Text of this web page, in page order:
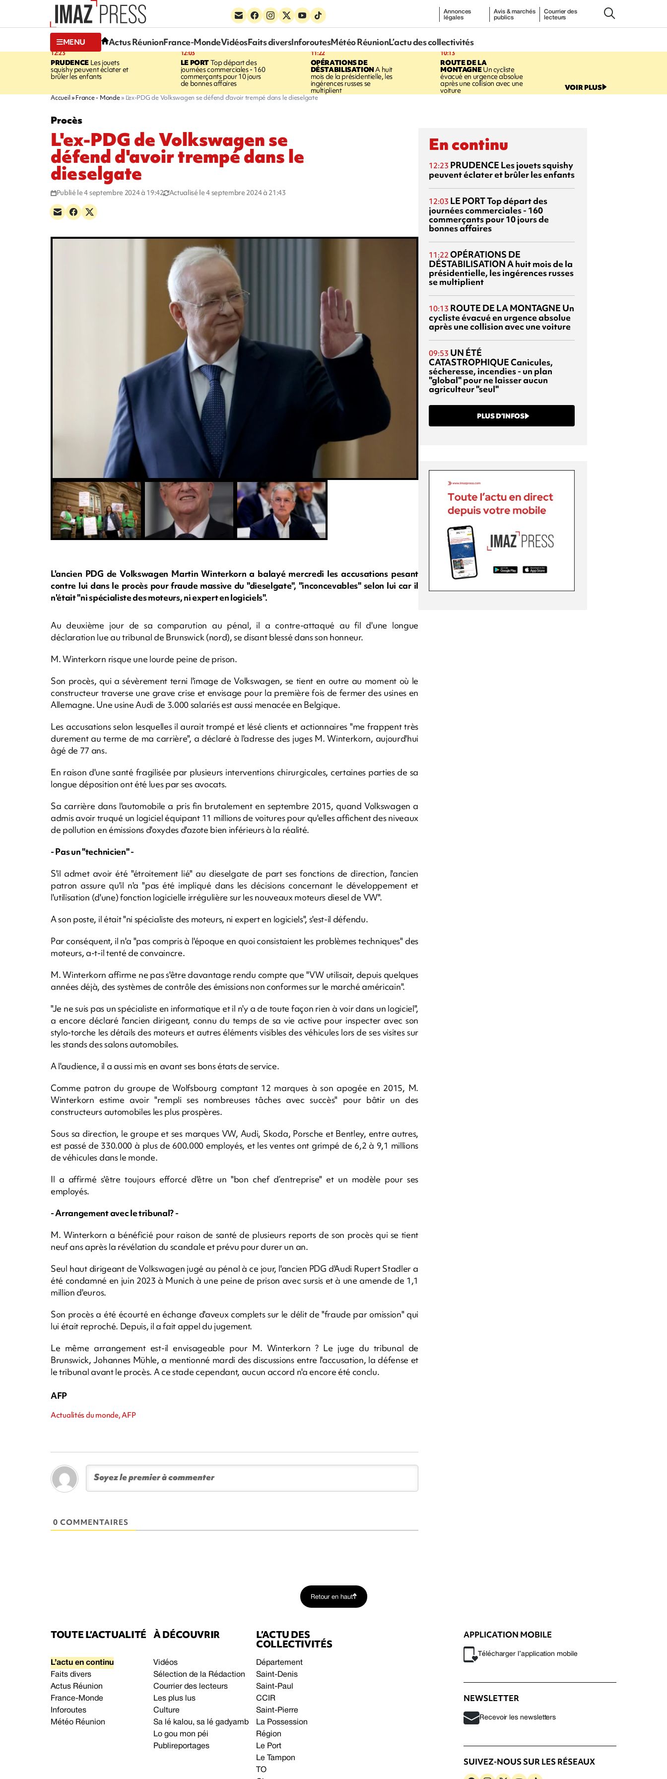
Annonces
légales
Avis & marchés
publics
Courrier des
lecteurs
MENU Actus RéunionFrance-MondeVidéosFaits diversInforoutesMétéo RéunionL’actu des collectivités
12:23
PRUDENCELes jouets
squishy peuvent éclater et
brûler les enfants
12:03
LE PORTTop départ des
journées commerciales - 160
commerçants pour 10 jours
de bonnes affaires
11:22
OPÉRATIONS DE
DÉSTABILISATIONA huit
mois de la présidentielle, les
ingérences russes se
multiplient
10:13
ROUTE DE LA
MONTAGNEUn cycliste
évacué en urgence absolue
après une collision avec une
voiture VOIR PLUS
Accueil France - Monde L'ex-PDG de Volkswagen se défend d'avoir trempé dans le dieselgate
Procès
L'ex-PDG de Volkswagen se
défend d'avoir trempé dans le
dieselgate
Publié le 4 septembre 2024 à 19:42 Actualisé le 4 septembre 2024 à 21:43
L'ancien PDG de Volkswagen Martin Winterkorn a balayé mercredi les accusations pesant
contre lui dans le procès pour fraude massive du "dieselgate", "inconcevables" selon lui car il
n'était "ni spécialiste des moteurs, ni expert en logiciels".
Au deuxième jour de sa comparution au pénal, il a contre-attaqué au fil d'une longue
déclaration lue au tribunal de Brunswick (nord), se disant blessé dans son honneur.
M. Winterkorn risque une lourde peine de prison.
Son procès, qui a sévèrement terni l'image de Volkswagen, se tient en outre au moment où le
constructeur traverse une grave crise et envisage pour la première fois de fermer des usines en
Allemagne. Une usine Audi de 3.000 salariés est aussi menacée en Belgique.
Les accusations selon lesquelles il aurait trompé et lésé clients et actionnaires "me frappent très
durement au terme de ma carrière", a déclaré à l'adresse des juges M. Winterkorn, aujourd'hui
âgé de 77 ans.
En raison d'une santé fragilisée par plusieurs interventions chirurgicales, certaines parties de sa
longue déposition ont été lues par ses avocats.
Sa carrière dans l'automobile a pris fin brutalement en septembre 2015, quand Volkswagen a
admis avoir truqué un logiciel équipant 11 millions de voitures pour qu'elles affichent des niveaux
de pollution en émissions d'oxydes d'azote bien inférieurs à la réalité.
- Pas un "technicien" -
S'il admet avoir été "étroitement lié" au dieselgate de part ses fonctions de direction, l'ancien
patron assure qu'il n'a "pas été impliqué dans les décisions concernant le développement et
l'utilisation (d'une) fonction logicielle irrégulière sur les nouveaux moteurs diesel de VW".
A son poste, il était "ni spécialiste des moteurs, ni expert en logiciels", s'est-il défendu.
Par conséquent, il n'a "pas compris à l'époque en quoi consistaient les problèmes techniques" des
moteurs, a-t-il tenté de convaincre.
M. Winterkorn affirme ne pas s'être davantage rendu compte que "VW utilisait, depuis quelques
années déjà, des systèmes de contrôle des émissions non conformes sur le marché américain".
"Je ne suis pas un spécialiste en informatique et il n'y a de toute façon rien à voir dans un logiciel",
a encore déclaré l'ancien dirigeant, connu du temps de sa vie active pour inspecter avec son
stylo-torche les détails des moteurs et autres éléments visibles des véhicules lors de ses visites sur
les stands des salons automobiles.
A l'audience, il a aussi mis en avant ses bons états de service.
Comme patron du groupe de Wolfsbourg comptant 12 marques à son apogée en 2015, M.
Winterkorn estime avoir "rempli ses nombreuses tâches avec succès" pour bâtir un des
constructeurs automobiles les plus prospères.
Sous sa direction, le groupe et ses marques VW, Audi, Skoda, Porsche et Bentley, entre autres,
est passé de 330.000 à plus de 600.000 employés, et les ventes ont grimpé de 6,2 à 9,1 millions
de véhicules dans le monde.
Il a affirmé s'être toujours efforcé d'être un "bon chef d’entreprise" et un modèle pour ses
employés.
- Arrangement avec le tribunal? -
M. Winterkorn a bénéficié pour raison de santé de plusieurs reports de son procès qui se tient
neuf ans après la révélation du scandale et prévu pour durer un an.
Seul haut dirigeant de Volkswagen jugé au pénal à ce jour, l'ancien PDG d'Audi Rupert Stadler a
été condamné en juin 2023 à Munich à une peine de prison avec sursis et à une amende de 1,1
million d'euros.
Son procès a été écourté en échange d'aveux complets sur le délit de "fraude par omission" qui
lui était reproché. Depuis, il a fait appel du jugement.
Le même arrangement est-il envisageable pour M. Winterkorn ? Le juge du tribunal de
Brunswick, Johannes Mühle, a mentionné mardi des discussions entre l'accusation, la défense et
le tribunal avant le procès. A ce stade cependant, aucun accord n'a encore été conclu.
AFP
Actualités du monde, AFP
0 COMMENTAIRES
En continu
12:23 PRUDENCE Les jouets squishy
peuvent éclater et brûler les enfants
12:03 LE PORTTop départ des
journées commerciales - 160
commerçants pour 10 jours de
bonnes affaires
11:22 OPÉRATIONS DE
DÉSTABILISATIONA huit mois de la
présidentielle, les ingérences russes
se multiplient
10:13 ROUTE DE LA MONTAGNE Un
cycliste évacué en urgence absolue
après une collision avec une voiture
09:53 UN ÉTÉ
CATASTROPHIQUECanicules,
sécheresse, incendies - un plan
"global" pour ne laisser aucun
agriculteur "seul"
PLUS D’INFOS
Retour en haut
TOUTE L’ACTUALITÉ
L’actu en continu
Faits divers
Actus Réunion
France-Monde
Inforoutes
Météo Réunion
À DÉCOUVRIR
Vidéos
Sélection de la Rédaction
Courrier des lecteurs
Les plus lus
Culture
Sa lé kalou, sa lé gadyamb
Lo gou mon péi
Publireportages
L’ACTU DES
COLLECTIVITÉS
Département
Saint-Denis
Saint-Paul
CCIR
Saint-Pierre
La Possession
Région
Le Port
Le Tampon
TO
APPLICATION MOBILE
Télécharger l’application mobile
NEWSLETTER
Recevoir les newsletters
SUIVEZ-NOUS SUR LES RÉSEAUX